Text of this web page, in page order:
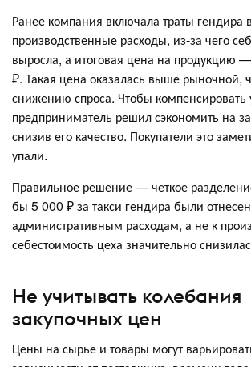
Ранее компания включала траты гендира в
производственные расходы, из-за чего
выросла, а итоговая цена на продукцию
₽. Такая цена оказалась выше рыночной,
снижению спроса. Чтобы компенсировать
предприниматель решил сэкономить на
снизив его качество. Покупатели это
упали.
Правильное решение — четкое
бы 5 000 ₽ за такси гендира были
административным расходам, а не к
себестоимость цеха значительно
Не учитывать колебания
закупочных цен
Цены на сырье и товары могут